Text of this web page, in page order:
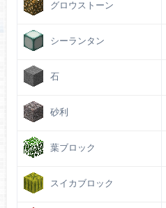
グロウストーン
シーランタン
石
砂利
葉ブロック
スイカブロック